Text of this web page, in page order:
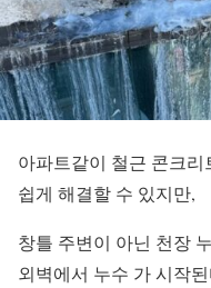
아파트같이 철근 콘크
쉽게 해결할 수 있지만,
창틀 주변이 아닌 천장
외벽에서 누수 가 시작